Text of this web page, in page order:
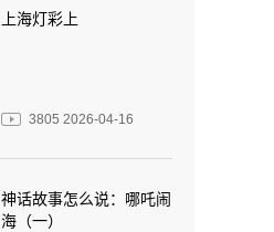
上海灯彩上
3805 2026-04-16
神话故事怎么说：哪吒闹
海（一）